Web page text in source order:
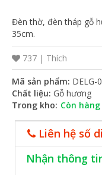
THỐNG
CỬA
HÀNG
TRỢ
GIÚP
HỆ
Đèn thờ, đèn tháp gỗ
35cm.
737 | Thích
Mã sản phẩm: DELG-
Chất liệu: Gỗ hương
Trong kho: Còn hàng
Liên hệ số
Nhận thông